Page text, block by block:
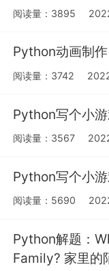
阅读量：3895
Python动画制
阅读量：3742
Python写个小游
阅读量：3567
Python写个小游
阅读量：5690
Python解题：
Family? 家里的